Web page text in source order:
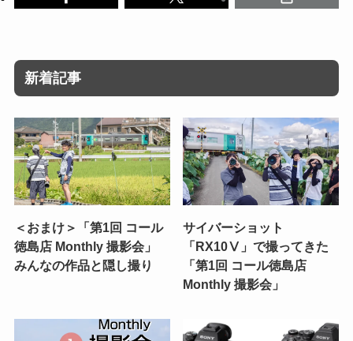
新着記事
＜おまけ＞「第1回 コール
徳島店 Monthly 撮影会」
みんなの作品と隠し撮り
サイバーショット
「RX10Ⅴ」で撮ってきた
「第1回 コール徳島店
Monthly 撮影会」